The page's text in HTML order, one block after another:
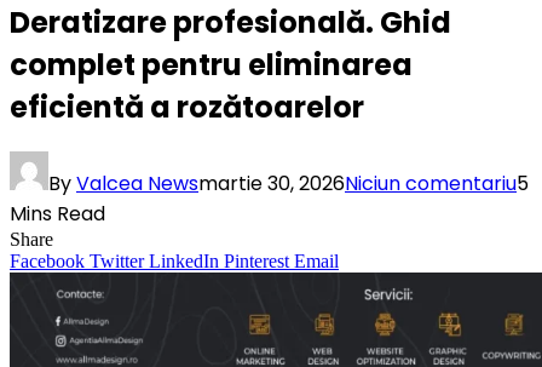
Deratizare profesională. Ghid
complet pentru eliminarea
eficientă a rozătoarelor
ByValcea Newsmartie 30, 2026Niciun comentariu5
Mins Read
Share
Facebook Twitter LinkedIn Pinterest Email